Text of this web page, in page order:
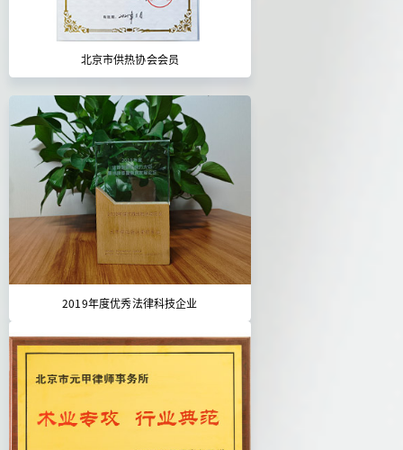
北京市供热协会会员
2019年度优秀法律科技企业